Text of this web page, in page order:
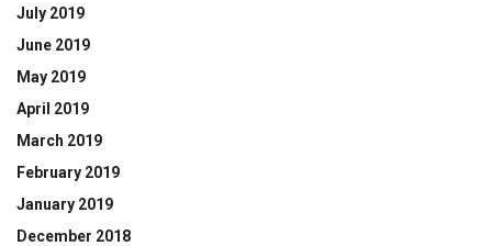
July 2019
June 2019
May 2019
April 2019
March 2019
February 2019
January 2019
December 2018